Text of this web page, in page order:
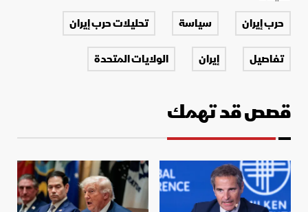
حرب إيران سياسة
تحليلات حرب إيران
تفاصيل
إيران الولايات المتحدة
قصص قد تهمك